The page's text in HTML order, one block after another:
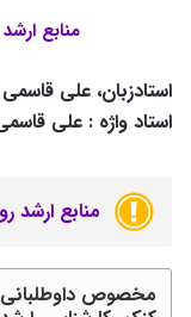
منابع
استادزبان، علی
استاد واژه : علی
منابع ارشد
مخصوص داوطلبانی